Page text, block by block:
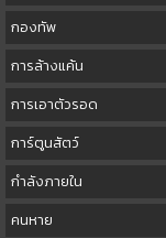
กองทัพ
การล้างแค้น
การเอาตัวรอด
การ์ตูนสัตว์
กำลังภายใน
คนหาย